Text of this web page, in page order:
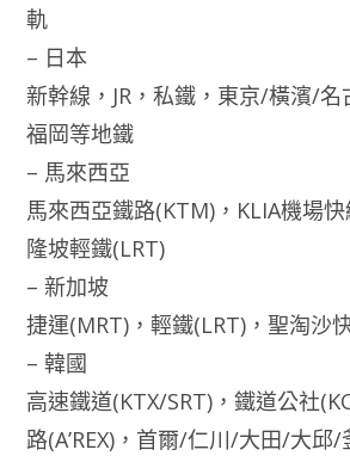
軌
– 日本
新幹線，JR，私鐵，東京/橫濱/
福岡等地鐵
– 馬來西亞
馬來西亞鐵路(KTM)，KLIA機場
隆坡輕鐵(LRT)
– 新加坡
捷運(MRT)，輕鐵(LRT)，聖淘沙
– 韓國
高速鐵道(KTX/SRT)，鐵道公社
路(A’REX)，首爾/仁川/大田/大邱